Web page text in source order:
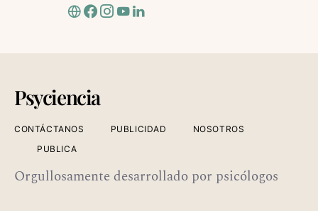
Psyciencia
CONTÁCTANOS PUBLICIDAD
NOSOTROS
PUBLICA
Orgullosamente desarrollado por psicólogos